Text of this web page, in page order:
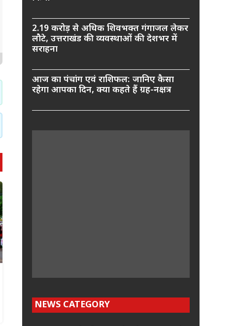
2.19 करोड़ से अधिक शिवभक्त गंगाजल लेकर
लौटे, उत्तराखंड की व्यवस्थाओं की देशभर में
सराहना
आज का पंचांग एवं राशिफल: जानिए कैसा
रहेगा आपका दिन, क्या कहते हैं ग्रह-नक्षत्र
NEWS CATEGORY